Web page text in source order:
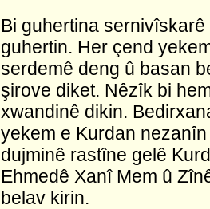
Bi guhertina sernivîskarê
guhertin. Her çend
serdemê deng û basan
şirove diket. Nêzîk bi
xwandinê dikin.
yekem e Kurdan
dujminê rastîne gelê
Ehmedê Xanî Mem û
belav kirin.